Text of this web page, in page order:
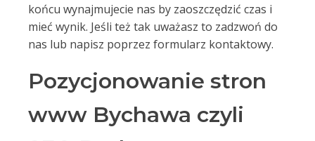
końcu wynajmujecie nas by zaoszczędzić czas i
mieć wynik. Jeśli też tak uważasz to zadzwoń do
nas lub napisz poprzez formularz kontaktowy.
Pozycjonowanie stron
www Bychawa czyli